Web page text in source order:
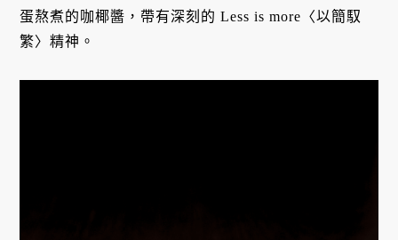
蛋熬煮的咖椰醬，帶有深刻的 Less is more〈以簡馭
繁〉精神。